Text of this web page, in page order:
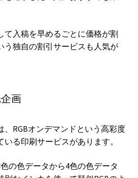
て入稿を早めるごとに価格が割
う独自の割引サービスも人気が
画
、RGBオンデマンドという高彩度
る印刷サービスがあります。
の色データから4色の色データ